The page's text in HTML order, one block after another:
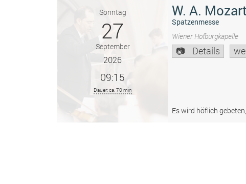
Sonntag
27
September
2026
09:15
Dauer: ca. 70 min
W. A. Mozart
Spatzenmesse
Wiener Hofburgkapelle
Details
Es wird höflich